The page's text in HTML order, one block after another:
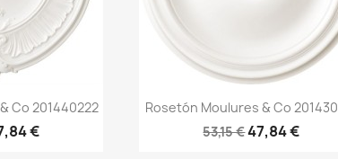
Co 201440222
€
Vista rápida
Rosetón Moulures & Co
53,15 €47,84 €